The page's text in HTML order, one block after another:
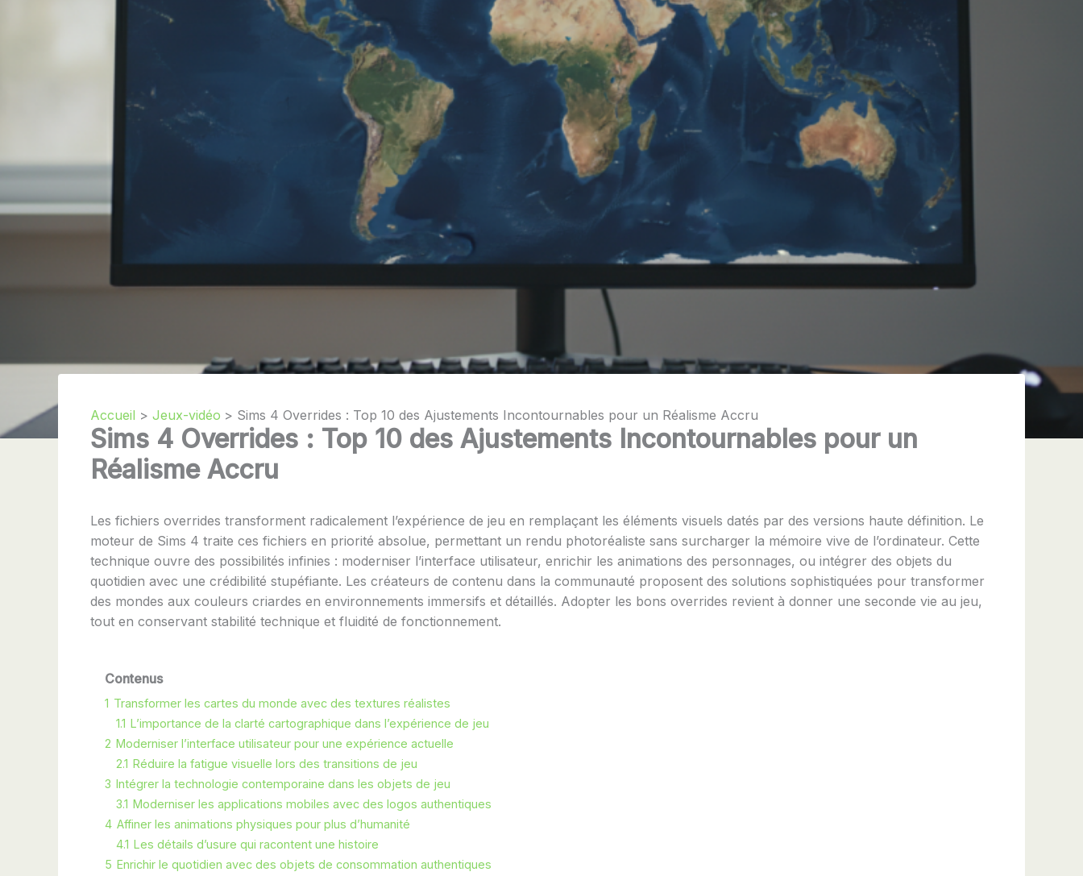
Accueil Jeux-vidéo Sims 4 Overrides : Top 10 des Ajustements Incontournables pour un Réalisme Accru
Sims 4 Overrides : Top 10 des Ajustements Incontournables pour un
Réalisme Accru
Les fichiers overrides transforment radicalement l’expérience de jeu en remplaçant les éléments visuels datés par des versions haute définition. Le
moteur de Sims 4 traite ces fichiers en priorité absolue, permettant un rendu photoréaliste sans surcharger la mémoire vive de l’ordinateur. Cette
technique ouvre des possibilités infinies : moderniser l’interface utilisateur, enrichir les animations des personnages, ou intégrer des objets du
quotidien avec une crédibilité stupéfiante. Les créateurs de contenu dans la communauté proposent des solutions sophistiquées pour transformer
des mondes aux couleurs criardes en environnements immersifs et détaillés. Adopter les bons overrides revient à donner une seconde vie au jeu,
tout en conservant stabilité technique et fluidité de fonctionnement.
Contenus
1 Transformer les cartes du monde avec des textures réalistes
1.1 L’importance de la clarté cartographique dans l’expérience de jeu
2 Moderniser l’interface utilisateur pour une expérience actuelle
2.1 Réduire la fatigue visuelle lors des transitions de jeu
3 Intégrer la technologie contemporaine dans les objets de jeu
3.1 Moderniser les applications mobiles avec des logos authentiques
4 Affiner les animations physiques pour plus d’humanité
4.1 Les détails d’usure qui racontent une histoire
5 Enrichir le quotidien avec des objets de consommation authentiques